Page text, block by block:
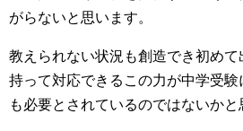
がらないと思います。
教えられない状況も創造でき初め
持って対応できるこの力が中学受
も必要とされているのではないかと